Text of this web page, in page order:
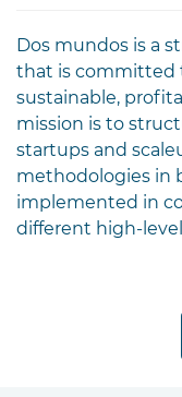
Dos mundos is a
that is committed
sustainable,
mission is to
startups and
methodologies in
implemented in
different high-